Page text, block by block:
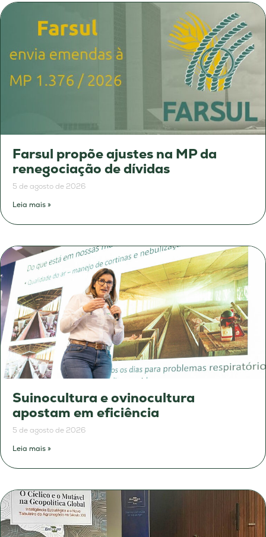
Farsul propõe ajustes na MP da
renegociação de dívidas
5 de agosto de 2026
Leia mais »
Suinocultura e ovinocultura
apostam em eficiência
5 de agosto de 2026
Leia mais »